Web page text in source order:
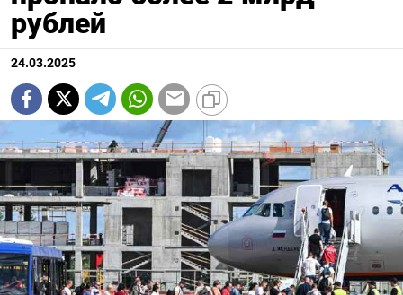
рублей
24.03.2025